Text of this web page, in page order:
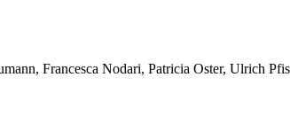
Francesca Nodari, Patricia Oster, Ulrich